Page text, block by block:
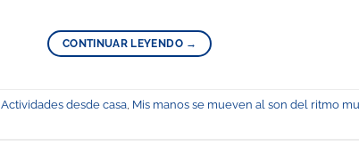
CONTINUAR LEYENDO →
Actividades desde casa Mis manos se mueven al son del ritmo